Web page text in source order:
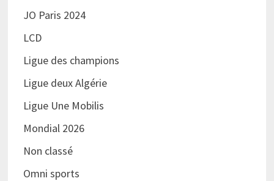
JO Paris 2024
LCD
Ligue des champions
Ligue deux Algérie
Ligue Une Mobilis
Mondial 2026
Non classé
Omni sports